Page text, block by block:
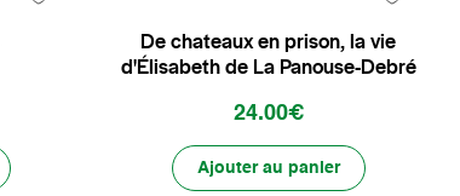
De chateaux en prison, la vie
d'Élisabeth de La Panouse-Debré
24.00€
Ajouter au panier